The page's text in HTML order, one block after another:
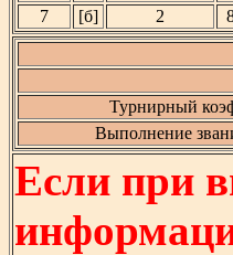
7
[б] 2
Турнирный
Выполнение
Если при